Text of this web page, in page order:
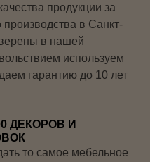
продукции за
производства в Санкт-
в нашей
используем
гарантию до 10 лет
ДЕКОРОВ И
то самое мебельное